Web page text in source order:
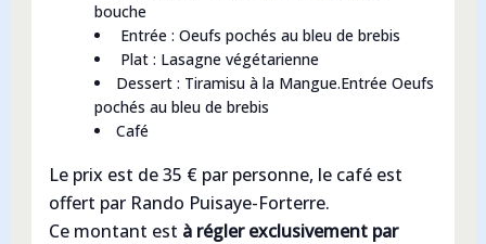
bouche
Entrée : Oeufs pochés au bleu de brebis
Plat : Lasagne végétarienne
Dessert : Tiramisu à la Mangue.Entrée Oeufs
pochés au bleu de brebis
Café
Le prix est de 35 € par personne, le café est
offert par Rando Puisaye-Forterre.
Ce montant est à régler exclusivement par